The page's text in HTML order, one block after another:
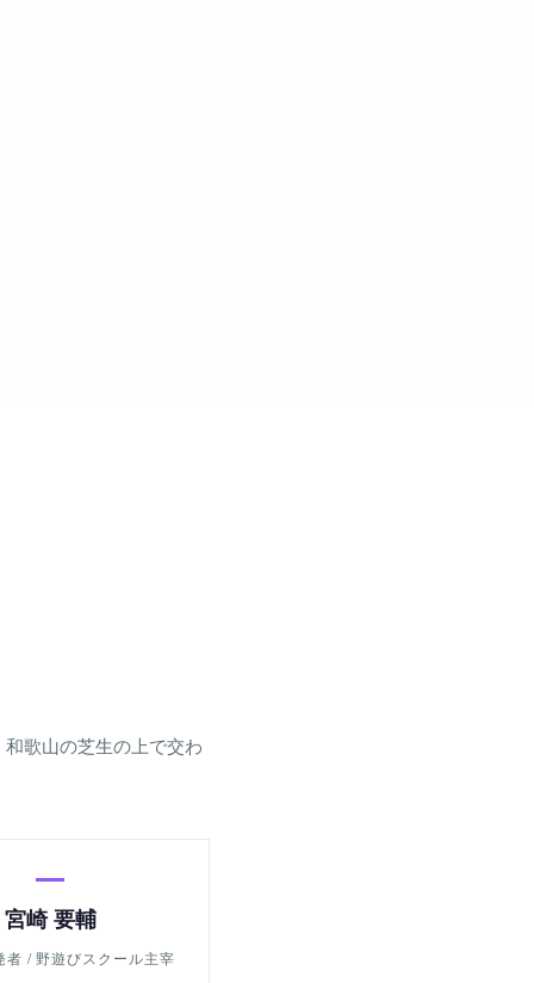
歌山の芝生の上で交わ
宮崎 要輔
者 / 野遊びスクール主宰